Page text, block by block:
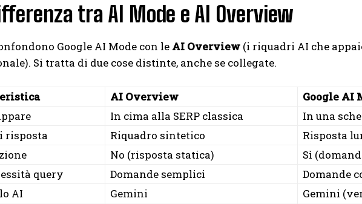
tra AI Mode e AI Overview
Google AI Mode con le AI Overview (i riquadri AI che
Si tratta di due cose distinte, anche se collegate.
AI Overview
Google AI
In cima alla SERP classica
In una
risposta
Riquadro sintetico
Risposta
No (risposta statica)
Sì
query
Domande semplici
Domande
AI
Gemini
Gemini